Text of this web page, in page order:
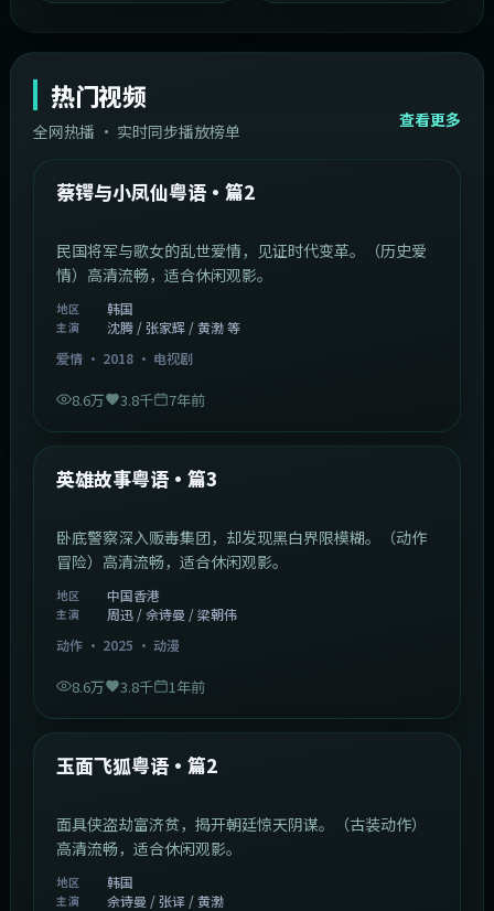
热门视频
全网热播 · 实时同步播放榜单
查看更多
热门
韩国 44:14
蔡锷与小凤仙粤语·篇2
民国将军与歌女的乱世爱情，见证时代变革。（历史爱
情）高清流畅，适合休闲观影。
地区 韩国
主演
沈腾 / 张家辉 / 黄渤 等
爱情· 2018· 电视剧
8.6万 3.8千 7年前
热门
英雄故事粤语·篇3
卧底警察深入贩毒集团，却发现黑白界限模糊。（动作
冒险）高清流畅，适合休闲观影。
地区 中国香港
主演
周迅 / 佘诗曼 / 梁朝伟
动作· 2025 · 动漫
8.6万 3.8千 1年前
热门
玉面飞狐粤语·篇2
面具侠盗劫富济贫，揭开朝廷惊天阴谋。（古装动作）
高清流畅，适合休闲观影。
地区 韩国
主演
佘诗曼 / 张译 / 黄渤